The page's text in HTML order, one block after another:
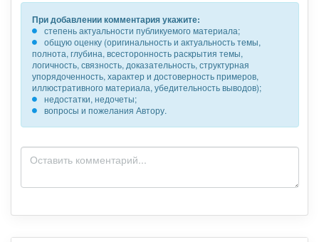
При добавлении комментария укажите:
степень актуальности публикуемого материала;
общую оценку (оригинальность и актуальность темы,
полнота, глубина, всесторонность раскрытия темы,
логичность, связность, доказательность, структурная
упорядоченность, характер и достоверность примеров,
иллюстративного материала, убедительность выводов);
недостатки, недочеты;
вопросы и пожелания Автору.